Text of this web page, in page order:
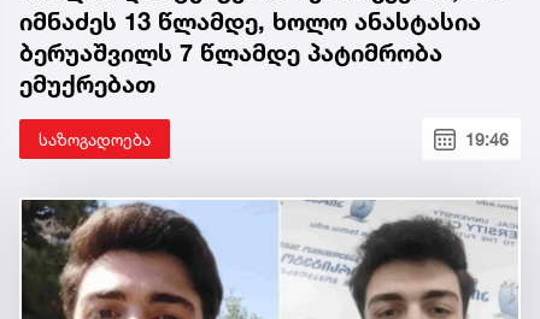
იმნაძეს 13 წლამდე, ხოლო ანასტასია
ბერუაშვილს 7 წლამდე პატიმრობა
ემუქრებათ
საზოგადოება 19:46